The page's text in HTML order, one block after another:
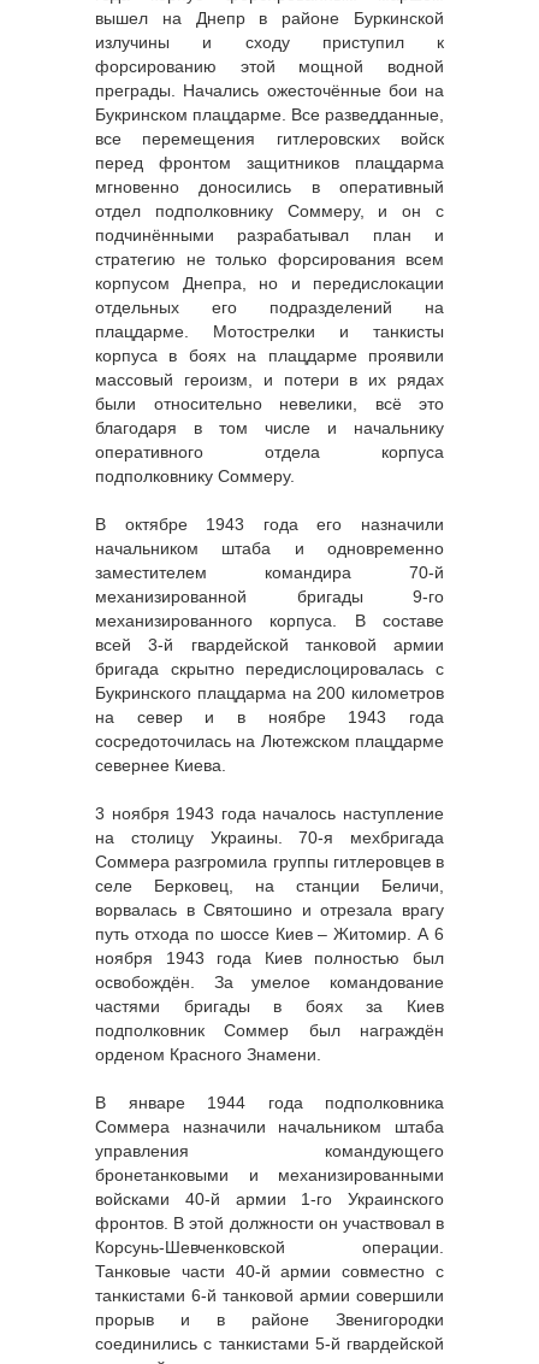
вышел на Днепр в районе Буркинской
излучины и сходу приступил к
форсированию этой мощной водной
преграды. Начались ожесточённые бои на
Букринском плацдарме. Все разведданные,
все перемещения гитлеровских войск
перед фронтом защитников плацдарма
мгновенно доносились в оперативный
отдел подполковнику Соммеру, и он с
подчинёнными разрабатывал план и
стратегию не только форсирования всем
корпусом Днепра, но и передислокации
отдельных его подразделений на
плацдарме. Мотострелки и танкисты
корпуса в боях на плацдарме проявили
массовый героизм, и потери в их рядах
были относительно невелики, всё это
благодаря в том числе и начальнику
оперативного отдела корпуса
подполковнику Соммеру.
В октябре 1943 года его назначили
начальником штаба и одновременно
заместителем командира 70-й
механизированной бригады 9-го
механизированного корпуса. В составе
всей 3-й гвардейской танковой армии
бригада скрытно передислоцировалась с
Букринского плацдарма на 200 километров
на север и в ноябре 1943 года
сосредоточилась на Лютежском плацдарме
севернее Киева.
3 ноября 1943 года началось наступление
на столицу Украины. 70-я мехбригада
Соммера разгромила группы гитлеровцев в
селе Берковец, на станции Беличи,
ворвалась в Святошино и отрезала врагу
путь отхода по шоссе Киев – Житомир. А 6
ноября 1943 года Киев полностью был
освобождён. За умелое командование
частями бригады в боях за Киев
подполковник Соммер был награждён
орденом Красного Знамени.
В январе 1944 года подполковника
Соммера назначили начальником штаба
управления командующего
бронетанковыми и механизированными
войсками 40-й армии 1-го Украинского
фронтов. В этой должности он участвовал в
Корсунь-Шевченковской операции.
Танковые части 40-й армии совместно с
танкистами 6-й танковой армии совершили
прорыв и в районе Звенигородки
соединились с танкистами 5-й гвардейской